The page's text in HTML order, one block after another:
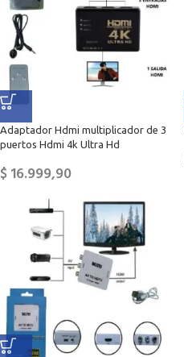
Adaptador Hdmi multiplicador de 3
puertos Hdmi 4k Ultra Hd
$16.999,90